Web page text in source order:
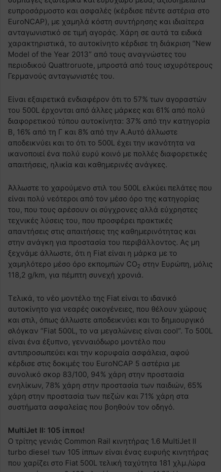
ευπροσάρμοστο και ασφαλές (κέρδισε πέντε αστέρια στο
EuroNCAP), με χαμηλά κόστη συντήρησης και ιδιαίτερα
ανταγωνιστικό σε τιμή αγοράς. Χάρη σε αυτά τα ειδικά
χαρακτηριστικά, το αυτοκίνητο κέρδισε τη διάκριση “New
Model of the Year 2013” από τους αναγνώστες του
περιοδικού Quattroruote, μπροστά από τους ισχυρότερους
Γερμανούς ανταγωνιστές του.
Είναι εξαιρετικά ενδιαφέρον ότι το 57% των αγοραστών
του 500L έρχονται από άλλες μάρκες και 61% από πολύ
διαφορετικού τύπου αυτοκίνητα: 37% από την κατηγορία
B, 16% από τη Γ και 8% από την A.Αυτό άλλωστε
αποδεικνύει και το ότι το 500L έχει την ικανότητα να
ικανοποιεί ένα πολύ ευρύ κοινό με πολλές διαφορετικές
απαιτήσεις, ηλικία και καθημερινές ανάγκες.
Άλλωστε το χαρούμενο στιλ του 500L ελκύει πελάτες που
είναι πολύ νεότεροι από τον μέσο όρο της κατηγορίας
του, που τους αρέσουν οι σύγχρονες αλλά εύχρηστες
τεχνικές λύσεις του, που προσφέρει πρακτικές
απαντήσεις στις απαιτήσεις της καθημερινότητας και
στην ανάγκη για προστασία του περιβάλλοντος. Ας μη
ξεχνάμε άλλωστε, ότι η Fiat είναι η μάρκα με το
χαμηλότερο μέσο όρο εκπομπών CO2 στην Ευρώπη, μόλις
118,2 g/km, για πέμπτη συνεχή χρονιά.
Τελικά, το νέο μοντέλο της Fiat είναι το ιδανικό
αυτοκίνητο για νεαρές οικογένειες, που θέλουν χώρους
και στιλ, όπως άλλωστε αποδεικνύει και το δημιουργικό
σλόγκαν “Fiat 500L, το να μεγαλώνεις είναι cool”. Το 500L
είναι ένα έξυπνο, γενναιόδωρο μοντέλο που
αντιπροσωπεύει και την κορυφαία ασφάλεια, αφού
κέρδισε στις δοκιμές του EuroNCAP 5 αστέρια με
συνολικό σκορ 83/100, 94% χάρη στην προστασία
ενηλίκων, 78% χάρη στην προστασία των παιδιών, 65%
χάρη στην προστασία των πεζών και 71% χάρη στα
συστήματα ασφαλείας που βοηθούν τον οδηγό.
MultiJet II: 105 ίπποι!
Ο τρίτης γενιάς Common Rail κινητήρας 1.6 MultiJet II
turbo diesel των 105 ίππων είναι ένας ευφυής κινητήρας
που χαρίζει στο Fiat 500L τελική ταχύτητα 181 χλμ./ώρα